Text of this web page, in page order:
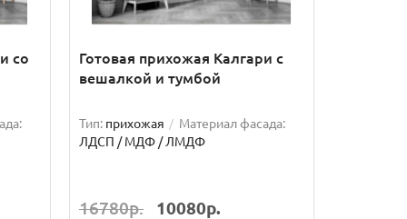
со
Готовая прихожая Калгари с
вешалкой и тумбой
Тип: прихожая
Материал фасада:
ЛДСП / МДФ / ЛМДФ
16780р. 10080р.